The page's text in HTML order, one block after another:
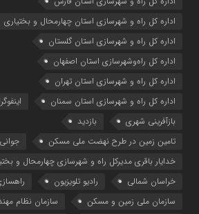
اداره كل راه و شهرسازي استان چهارمحال و بختياري
اداره كل راه و شهرسازي استان گلستان
اداره كل راه‌و‌شهرسازي استان اصفهان
اداره کل راه و شهرسازی استان تهران
اداره کل راه و شهرسازی استان سمنان
بازآفرینی شهری
بازدید
تامین زمین در طرح نهضت ملی مسکن
خدایار باقری مدیرکل راه و شهرسازی چهارمحال و
خراسان شمالی
رادیو تلویزیون
سازمان ملی زمین و مسکن
سازمان نظام